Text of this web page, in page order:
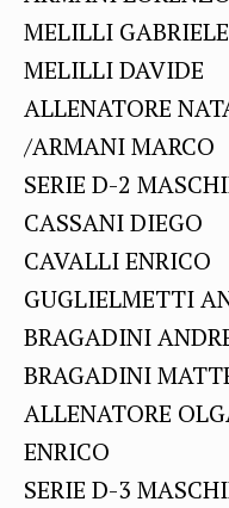
MELILLI GABRIELE
MELILLI DAVIDE
ALLENATORE
/ARMANI MARCO
SERIE D-2
CASSANI DIEGO
CAVALLI ENRICO
GUGLIELMETTI
BRAGADINI
BRAGADINI
ALLENATORE
ENRICO
SERIE D-3